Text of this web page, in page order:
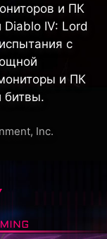
и ПК
IV: Lord
с
и ПК
битвы.
Inc.